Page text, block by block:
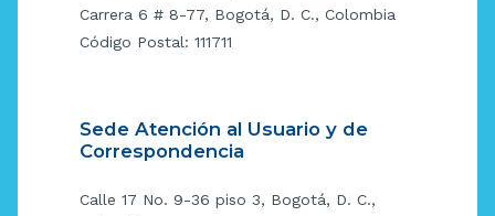
Carrera 6 # 8-77, Bogotá, D. C., Colombia
Código Postal: 111711
Sede Atención al Usuario y de
Correspondencia
Calle 17 No. 9-36 piso 3, Bogotá, D. C.,